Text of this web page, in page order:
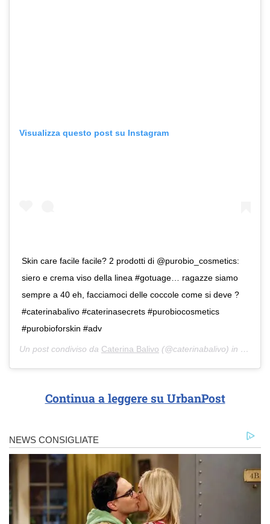
Visualizza questo post su Instagram
Skin care facile facile? 2 prodotti di @purobio_cosmetics:
siero e crema viso della linea #gotuage… ragazze siamo
sempre a 40 eh, facciamoci delle coccole come si deve ?
#caterinabalivo #caterinasecrets #purobiocosmetics
#purobioforskin #adv
Un post condiviso da Caterina Balivo (@caterinabalivo) in data:
Continua a leggere su UrbanPost